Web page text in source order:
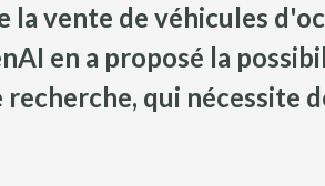
la vente de véhicules
en a proposé la
qui